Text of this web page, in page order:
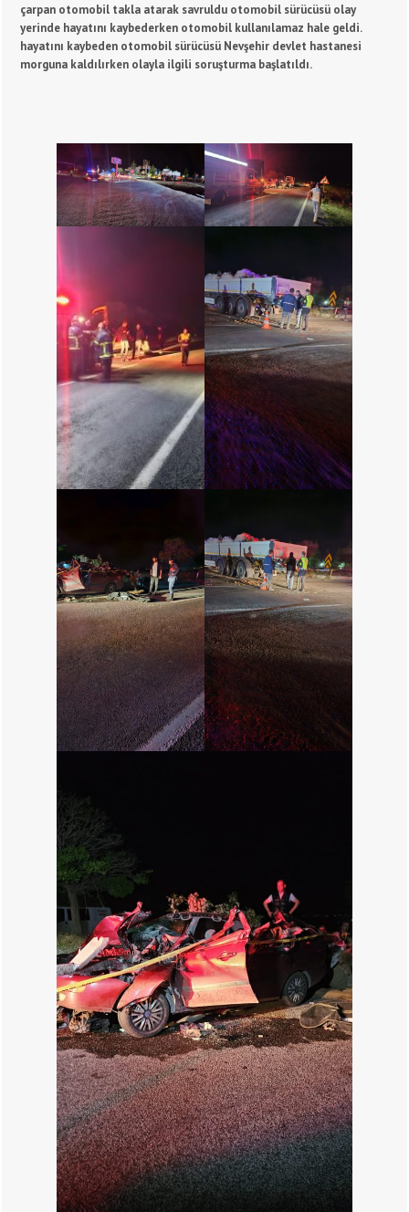
çarpan otomobil takla atarak savruldu otomobil sürücüsü olay
yerinde hayatını kaybederken otomobil kullanılamaz hale geldi.
hayatını kaybeden otomobil sürücüsü Nevşehir devlet hastanesi
morguna kaldılırken olayla ilgili soruşturma başlatıldı.